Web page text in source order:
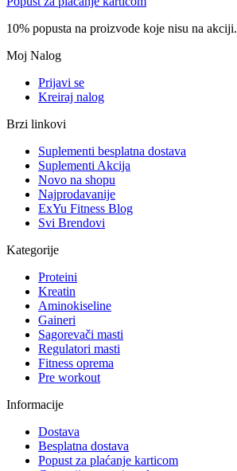
10% popusta na proizvode koje nisu na akciji.
Moj Nalog
Prijavi se
Kreiraj nalog
Brzi linkovi
Suplementi besplatna dostava
Suplementi Akcija
Novo na shopu
Najprodavanije
ExYu Fitness Blog
Svi Brendovi
Kategorije
Proteini
Kreatin
Aminokiseline
Gaineri
Sagorevači masti
Regulatori masti
Fitness oprema
Pre workout
Informacije
Dostava
Besplatna dostava
Popust za plaćanje karticom